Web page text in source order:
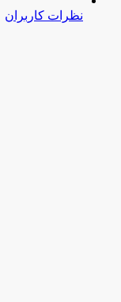
نظرات کاربران